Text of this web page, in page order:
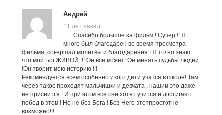
Андрей
11 лет назад
Спасибо большое за фильм ! Супер !! Я
много был благодарен во время просмотра
фильма ,совершал молитвы и благодарения ! Я точно знаю
что мой Бог ЖИВОЙ !!! Он всё может! Он менять судьбы людей
!Он творит мою историю !!!
Рекомендуется всем особенно у кого дети учатся в школе! Там
через такое проходят мальчишки и девчата , нашим это даже
не приснится ! И при этом все они хотят учится и достигают
побед в этом ! Но не без Бога ! Без Него этотпростотне
возможно!!!